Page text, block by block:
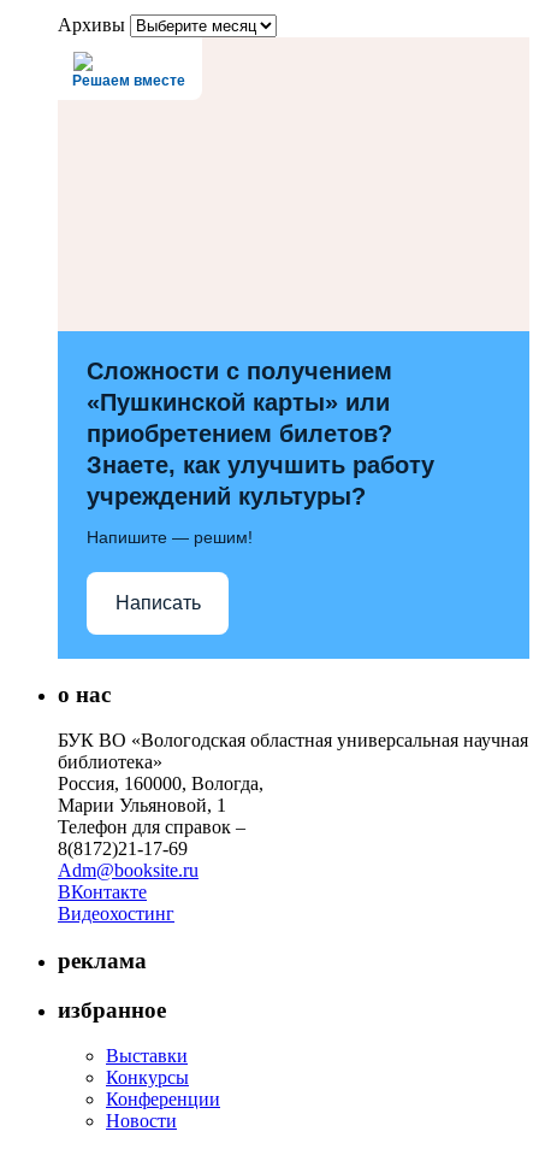
Архивы
Решаем вместе
Сложности с получением
«Пушкинской карты» или
приобретением билетов?
Знаете, как улучшить работу
учреждений культуры?
Напишите — решим!
Написать
о нас
БУК ВО «Вологодская областная универсальная научная
библиотека»
Россия, 160000, Вологда,
Марии Ульяновой, 1
Телефон для справок –
8(8172)21-17-69
Adm@booksite.ru
ВКонтакте
Видеохостинг
реклама
избранное
Выставки
Конкурсы
Конференции
Новости